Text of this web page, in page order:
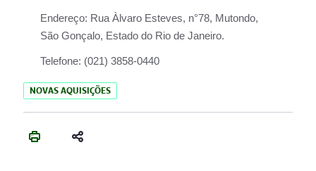
Endereço: Rua Àlvaro Esteves, n°78, Mutondo,
São Gonçalo, Estado do Rio de Janeiro.
Telefone: (021) 3858-0440
NOVAS AQUISIÇÕES